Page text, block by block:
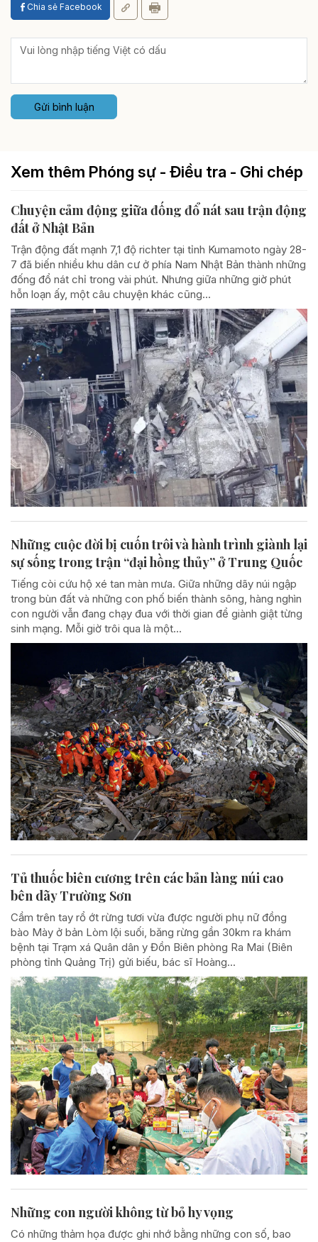
Chia sẻ Facebook
Gửi bình luận
Xem thêm Phóng sự - Điều tra - Ghi chép
Chuyện cảm động giữa đống đổ nát sau trận động
đất ở Nhật Bản
Trận động đất mạnh 7,1 độ richter tại tỉnh Kumamoto ngày 28-
7 đã biến nhiều khu dân cư ở phía Nam Nhật Bản thành những
đống đổ nát chỉ trong vài phút. Nhưng giữa những giờ phút
hỗn loạn ấy, một câu chuyện khác cũng...
Những cuộc đời bị cuốn trôi và hành trình giành lại
sự sống trong trận “đại hồng thủy” ở Trung Quốc
Tiếng còi cứu hộ xé tan màn mưa. Giữa những dãy núi ngập
trong bùn đất và những con phố biến thành sông, hàng nghìn
con người vẫn đang chạy đua với thời gian để giành giật từng
sinh mạng. Mỗi giờ trôi qua là một...
Tủ thuốc biên cương trên các bản làng núi cao
bên dãy Trường Sơn
Cầm trên tay rổ ớt rừng tươi vừa được người phụ nữ đồng
bào Mày ở bản Lòm lội suối, băng rừng gần 30km ra khám
bệnh tại Trạm xá Quân dân y Đồn Biên phòng Ra Mai (Biên
phòng tỉnh Quảng Trị) gửi biếu, bác sĩ Hoàng...
Những con người không từ bỏ hy vọng
Có những thảm họa được ghi nhớ bằng những con số, bao